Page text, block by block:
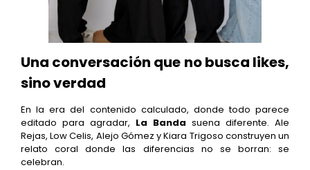
Una conversación que no busca likes,
sino verdad
En la era del contenido calculado, donde todo parece
editado para agradar, La Banda suena diferente. Ale
Rejas, Low Celis, Alejo Gómez y Kiara Trigoso construyen un
relato coral donde las diferencias no se borran: se
celebran.